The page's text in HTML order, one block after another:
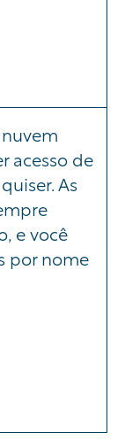
acesso de
As
e você
por nome